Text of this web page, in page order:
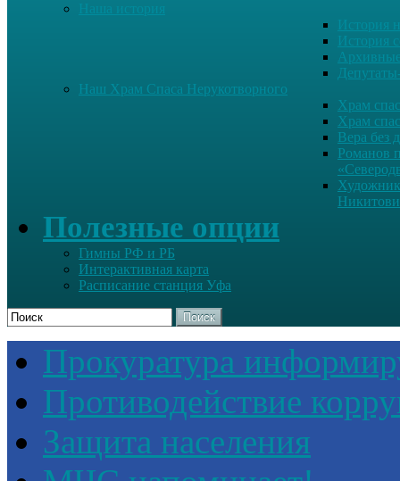
Наша история
История
История
Наш Храм Спаса Нерукотворного
Храм
Храм
Вера без
Романов
Полезные опции
Гимны РФ и РБ
Интерактивная карта
Расписание станция Уфа
Поиск
Прокуратура
Противодействие
Защита населения